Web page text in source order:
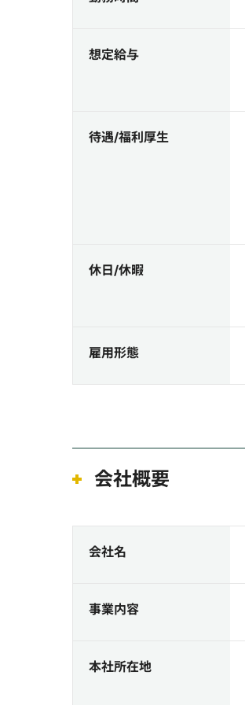
想定給与
待遇/福利厚生
休日/休暇
雇用形態
会社概要
会社名
事業内容
本社所在地